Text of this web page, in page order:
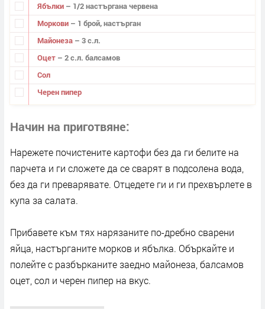
Ябълки – 1/2 настъргана червена
Моркови – 1 брой, настърган
Майонеза – 3 с.л.
Оцет – 2 с.л. балсамов
Сол
Черен пипер
Начин на приготвяне
Нарежете почистените картофи без да ги белите на
парчета и ги сложете да се сварят в подсолена вода,
без да ги преварявате. Отцедете ги и ги прехвърлете в
купа за салата.
Прибавете към тях нарязаните по-дребно сварени
яйца, настърганите морков и ябълка. Объркайте и
полейте с разбърканите заедно майонеза, балсамов
оцет, сол и черен пипер на вкус.